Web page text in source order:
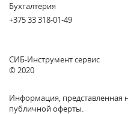
Бухгалтерия
+375 33 318-01-49
СИБ-Инструмент сервис
© 2020
Информация, представленная
публичной оферты.